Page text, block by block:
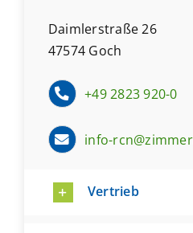
Daimlerstraße 26
47574 Goch
+49 2823 920-0
info-
Vertrieb